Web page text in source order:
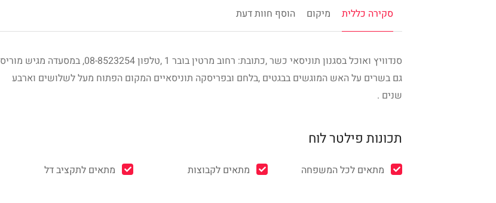
סקירה כללית מיקום הוסף חוות דעת
סנדוויץ ואוכל בסגנון תוניסאי כשר ,כתובת: רחוב מרטין בובר 1 ,טלפון 08-8523254, במסעדה מגיש מוריס
גם בשרים על האש המוגשים בבגטים ,בלחם ובפריסקה תוניסאיים המקום הפתוח מעל לשלושים וארבע
שנים .
תכונות פילטר לוח
מתאים לכל המשפחה מתאים לקבוצות מתאים לתקציב דל